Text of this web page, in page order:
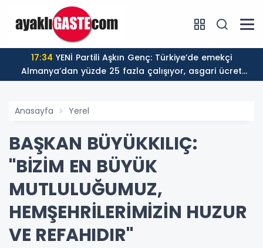
17:34
Almanya’dan yüzde 25 fazla çalışıyor, asgari ücret
ayın 18 gününe yetiyor
Anasayfa Yerel
BAŞKAN BÜYÜKKILIÇ:
"BİZİM EN BÜYÜK
MUTLULUĞUMUZ,
HEMŞEHRİLERİMİZİN HUZUR
VE REFAHIDIR"